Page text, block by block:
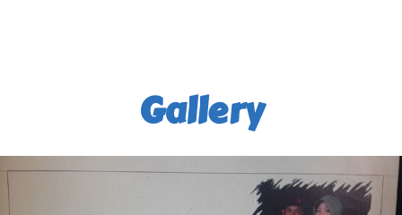
Gallery